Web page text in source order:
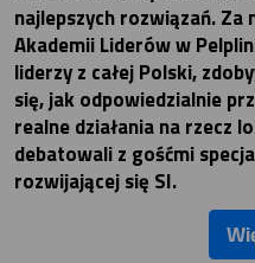
najlepszych rozwiązań. Za
Akademii Liderów w
liderzy z całej Polski,
się, jak odpowiedzialnie
realne działania na rzecz
debatowali z gośćmi
rozwijającej się SI.